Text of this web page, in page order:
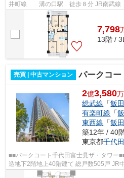
井町線 溝の口駅 徒歩８分 JR南武線
数２０５戸 鉄骨鉄筋コンクリート造...
7,798
13階 /
売買 | 中古マンション パークコート
2億3,580
総武線 「飯
有楽町線 「
東西線 「飯
築12年 / 40
東京都千代
■■パークコート千代田富士見ザ・タワー■■ 2014年3月築 鉄筋コンクリー
造地下2階地上40階建て 総戸数505戸 JR中央・総武線「飯田橋」駅徒歩3分
都営大江戸線・東京メトロ南北線・東...